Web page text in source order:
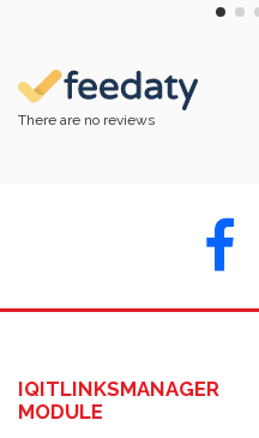
There are no reviews
IQITLINKSMANAGER
MODULE